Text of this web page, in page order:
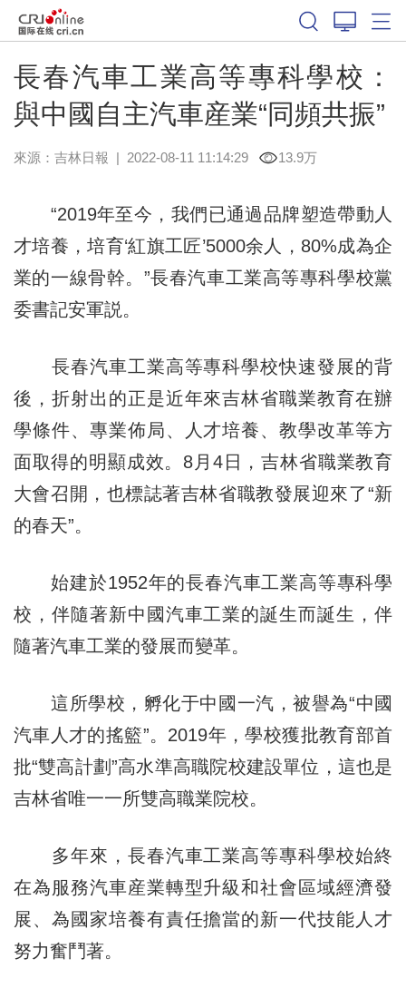
長春汽車工業高等專科學校：
與中國自主汽車産業“同頻共振”
來源： 吉林日報 | 2022-08-11 11:14:29 13.9万
“2019年至今，我們已通過品牌塑造帶動人
才培養，培育‘紅旗工匠’5000余人，80%成為企
業的一線骨幹。”長春汽車工業高等專科學校黨
委書記安軍説。
長春汽車工業高等專科學校快速發展的背
後，折射出的正是近年來吉林省職業教育在辦
學條件、專業佈局、人才培養、教學改革等方
面取得的明顯成效。8月4日，吉林省職業教育
大會召開，也標誌著吉林省職教發展迎來了“新
的春天”。
始建於1952年的長春汽車工業高等專科學
校，伴隨著新中國汽車工業的誕生而誕生，伴
隨著汽車工業的發展而變革。
這所學校，孵化于中國一汽，被譽為“中國
汽車人才的搖籃”。2019年，學校獲批教育部首
批“雙高計劃”高水準高職院校建設單位，這也是
吉林省唯一一所雙高職業院校。
多年來，長春汽車工業高等專科學校始終
在為服務汽車産業轉型升級和社會區域經濟發
展、為國家培養有責任擔當的新一代技能人才
努力奮鬥著。